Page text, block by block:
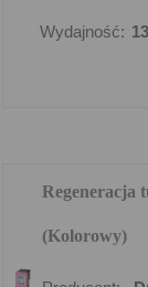
Wydajność:
Regeneracja
(Kolorowy)